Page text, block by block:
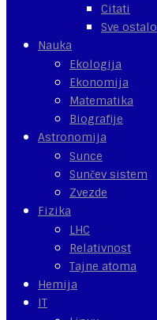
Citati
Sve ostalo
Nauka
Ekologija
Ekonomija
Matematika
Biografije
Astronomija
Sunce
Sunčev sistem
Zvezde
Fizika
LHC
Relativnost
Tajne atoma
Hemija
IT